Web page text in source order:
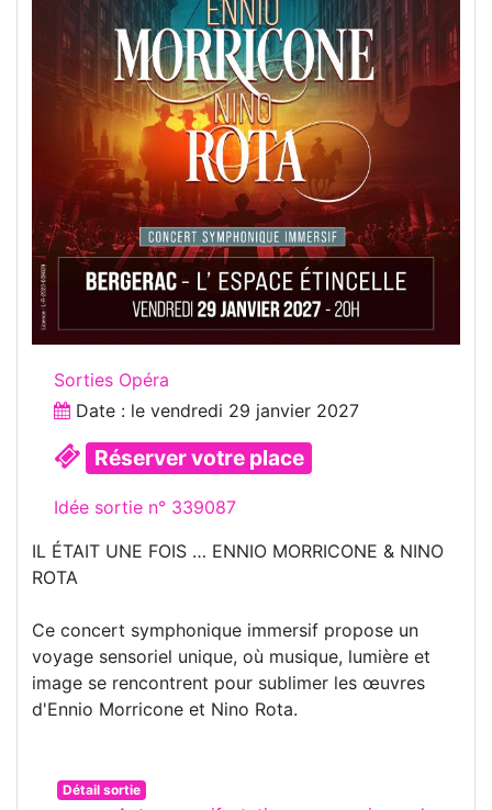
Sorties Opéra
Date : le vendredi 29 janvier 2027
Réserver votre place
Idée sortie n° 339087
IL ÉTAIT UNE FOIS … ENNIO MORRICONE & NINO
ROTA
Ce concert symphonique immersif propose un
voyage sensoriel unique, où musique, lumière et
image se rencontrent pour sublimer les œuvres
d'Ennio Morricone et Nino Rota.
Détail sortie